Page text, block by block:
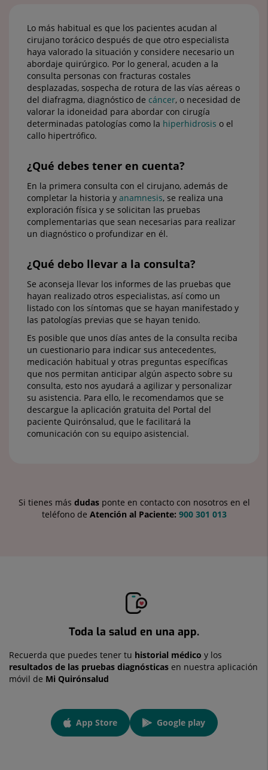
Lo más habitual es que los pacientes acudan al
cirujano torácico después de que otro especialista
haya valorado la situación y considere necesario un
abordaje quirúrgico. Por lo general, acuden a la
consulta personas con fracturas costales
desplazadas, sospecha de rotura de las vías aéreas o
del diafragma, diagnóstico de cáncer, o necesidad de
valorar la idoneidad para abordar con cirugía
determinadas patologías como la hiperhidrosis o el
callo hipertrófico.
¿Qué debes tener en cuenta?
En la primera consulta con el cirujano, además de
completar la historia y anamnesis, se realiza una
exploración física y se solicitan las pruebas
complementarias que sean necesarias para realizar
un diagnóstico o profundizar en él.
¿Qué debo llevar a la consulta?
Se aconseja llevar los informes de las pruebas que
hayan realizado otros especialistas, así como un
listado con los síntomas que se hayan manifestado y
las patologías previas que se hayan tenido.
Es posible que unos días antes de la consulta reciba
un cuestionario para indicar sus antecedentes,
medicación habitual y otras preguntas específicas
que nos permitan anticipar algún aspecto sobre su
consulta, esto nos ayudará a agilizar y personalizar
su asistencia. Para ello, le recomendamos que se
descargue la aplicación gratuita del Portal del
paciente Quirónsalud, que le facilitará la
comunicación con su equipo asistencial.
Si tienes más dudasponte en contacto con nosotros en el
teléfono de Atención al Paciente: 900 301 013
Toda la salud en una app.
Recuerda que puedes tener tu historial médico y los
resultados de las pruebas diagnósticas en nuestra aplicación
móvil de Mi Quirónsalud
App
link
App Store
Enlace a una aplicación externa.
Google play
Enlace a una aplicación